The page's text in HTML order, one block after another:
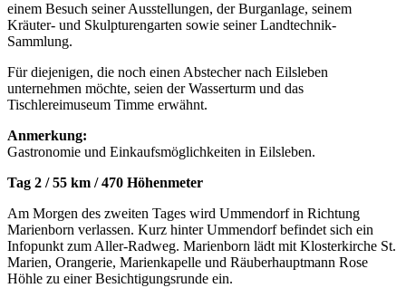
einem Besuch seiner Ausstellungen, der Burganlage, seinem
Kräuter- und Skulpturengarten sowie seiner Landtechnik-
Sammlung.
Für diejenigen, die noch einen Abstecher nach Eilsleben
unternehmen möchte, seien der Wasserturm und das
Tischlereimuseum Timme erwähnt.
Anmerkung:
Gastronomie und Einkaufsmöglichkeiten in Eilsleben.
Tag 2 / 55 km / 470 Höhenmeter
Am Morgen des zweiten Tages wird Ummendorf in Richtung
Marienborn verlassen. Kurz hinter Ummendorf befindet sich ein
Infopunkt zum Aller-Radweg. Marienborn lädt mit Klosterkirche St.
Marien, Orangerie, Marienkapelle und Räuberhauptmann Rose
Höhle zu einer Besichtigungsrunde ein.